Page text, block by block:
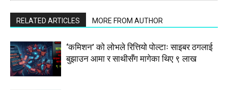
RELATED ARTICLES MORE FROM AUTHOR
‘कमिशन’ को लोभले रित्तियो पोल्टाः साइबर ठगलाई
बुझाउन आमा र साथीसँग मागेका थिए ९ लाख